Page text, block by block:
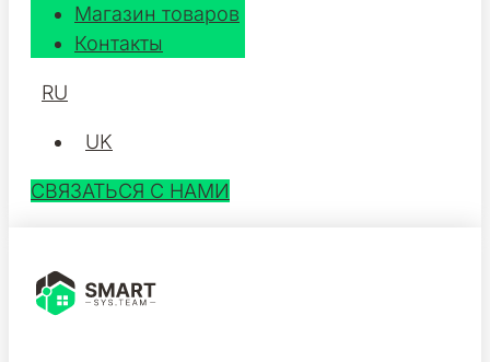
Магазин товаров
Контакты
RU
UK
СВЯЗАТЬСЯ С НАМИ